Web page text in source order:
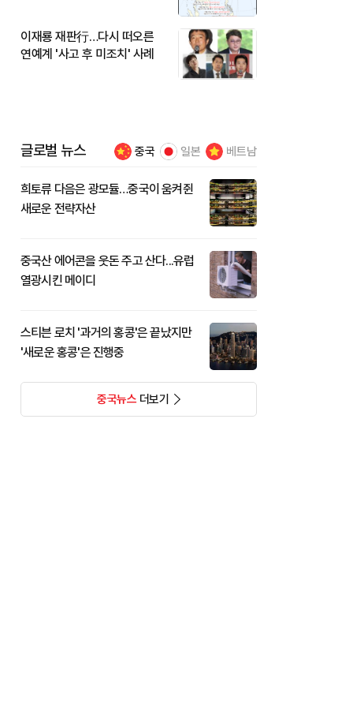
이재룡 재판行…다시 떠오른
연예계 '사고 후 미조치' 사례
글로벌 뉴스 중국 일본 베트남
희토류 다음은 광모듈…중국이 움켜쥔
새로운 전략자산
중국산 에어콘을 웃돈 주고 산다...유럽
열광시킨 메이디
스티븐 로치 '과거의 홍콩'은 끝났지만
'새로운 홍콩'은 진행중
중국뉴스더보기